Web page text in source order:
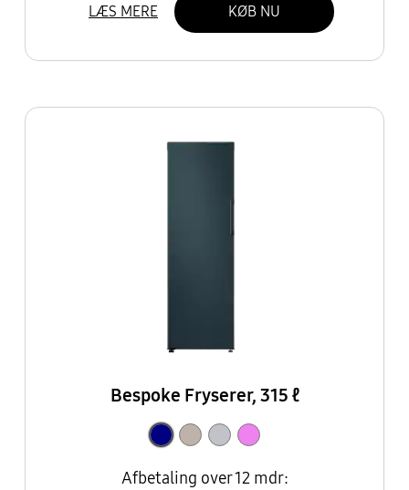
LÆS MERE KØB NU
Bespoke Fryserer, 315 ℓ
Afbetaling over 12 mdr: